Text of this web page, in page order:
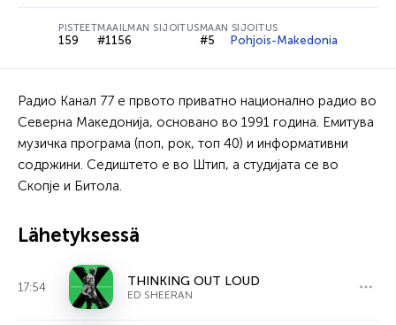
PISTEET
159
MAAILMAN SIJOITUS
#1156
MAAN SIJOITUS
#5 Pohjois-Makedonia
Радио Канал 77 е првото приватно национално радио во
Северна Македонија, основано во 1991 година. Емитува
музичка програма (поп, рок, топ 40) и информативни
содржини. Седиштето е во Штип, а студијата се во
Скопје и Битола.
Lähetyksessä
17:54 THINKING OUT LOUD
ED SHEERAN